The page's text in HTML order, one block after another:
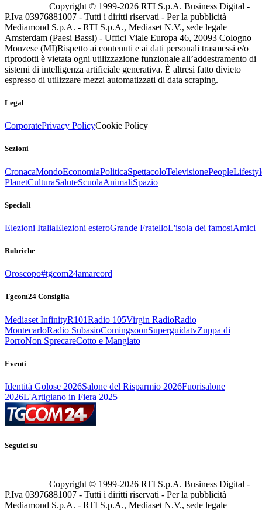
Copyright © 1999-2026 RTI S.p.A. Business Digital -
P.Iva 03976881007 - Tutti i diritti riservati - Per la pubblicità
Mediamond S.p.A. - RTI S.p.A., Mediaset N.V., sede legale
Amsterdam (Paesi Bassi) - Uffici Viale Europa 46, 20093 Cologno
Monzese (MI)Rispetto ai contenuti e ai dati personali trasmessi e/o
riprodotti è vietata ogni utilizzazione funzionale all’addestramento di
sistemi di intelligenza artificiale generativa. È altresì fatto divieto
espresso di utilizzare mezzi automatizzati di data scraping.
Legal
CorporatePrivacy PolicyCookie Policy
Sezioni
CronacaMondoEconomiaPoliticaSpettacoloTelevisionePeople
PlanetCulturaSaluteScuolaAnimaliSpazio
Speciali
Elezioni ItaliaElezioni esteroGrande FratelloL'isola dei famosiAmici
Rubriche
Oroscopo#tgcom24amarcord
Tgcom24 Consiglia
Mediaset InfinityR101Radio 105Virgin RadioRadio
MontecarloRadio SubasioComingsoonSuperguidatvZuppa di
PorroNon SprecareCotto e Mangiato
Eventi
Identità Golose 2026Salone del Risparmio 2026Fuorisalone
2026L'Artigiano in Fiera 2025
Seguici su
Copyright © 1999-2026 RTI S.p.A. Business Digital -
P.Iva 03976881007 - Tutti i diritti riservati - Per la pubblicità
Mediamond S.p.A. - RTI S.p.A., Mediaset N.V., sede legale